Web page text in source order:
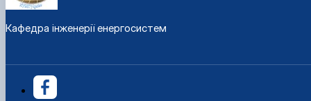
Кафедра інженерії енергосистем